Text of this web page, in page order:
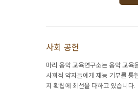
사회 공헌
마리 음악 교육연구소는 음악 교육
사회적 약자들에게 재능 기부를 통
지 확립에 최선을 다하고 있습니다.